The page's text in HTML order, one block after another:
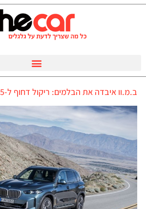
ב.מ.וו איבדה את הבלמים: ריקול דחוף ל-1.5 מיליון מכוניות